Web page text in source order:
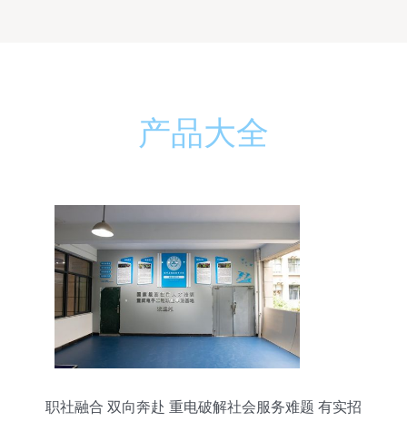
产品大全
职社融合 双向奔赴 重电破解社会服务难题 有实招